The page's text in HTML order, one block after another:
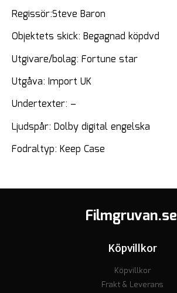
Regissör:Steve Baron
Objektets skick: Begagnad köpdvd
Utgivare/bolag: Fortune star
Utgåva: Import UK
Undertexter: –
Ljudspår: Dolby digital engelska
Fodraltyp: Keep Case
Filmgruvan.se
Köpvillkor
Köpvillkor
Frakt & Leverans